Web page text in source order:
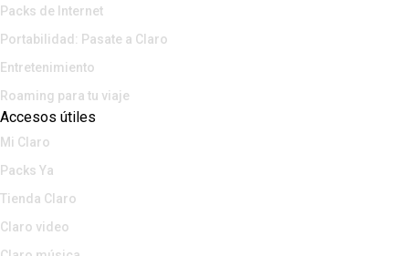
Packs de Internet
Portabilidad: Pasate a Claro
Entretenimiento
Roaming para tu viaje
Accesos útiles
Mi Claro
Packs Ya
Tienda Claro
Claro video